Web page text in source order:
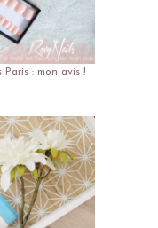
: mon avis !